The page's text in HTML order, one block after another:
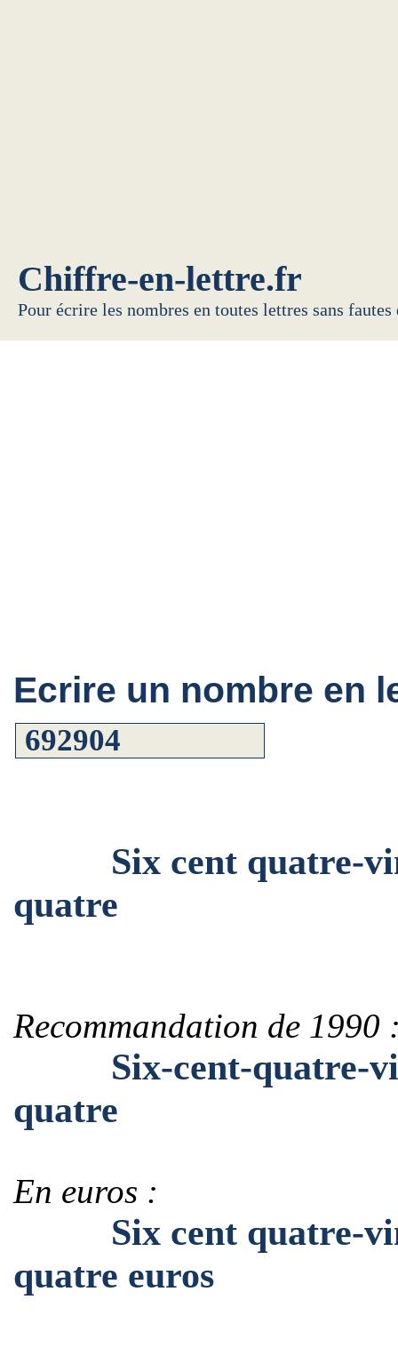
Chiffre-en-lettre.fr
Pour écrire les nombres en toutes lettres sans
Ecrire un nombre en
Six cent quatre-
quatre
Recommandation de 1990
Six-cent-quatre-
quatre
En euros :
Six cent quatre-
quatre euros